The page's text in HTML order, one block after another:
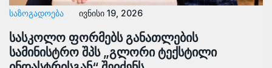
ᲡᲐᲖᲝᲒᲐᲓᲝᲔᲑᲐ ივნისი 19, 2026
სასკოლო ფორმებს განათლების
სამინისტრო შპს „გლორი ტექსტილი